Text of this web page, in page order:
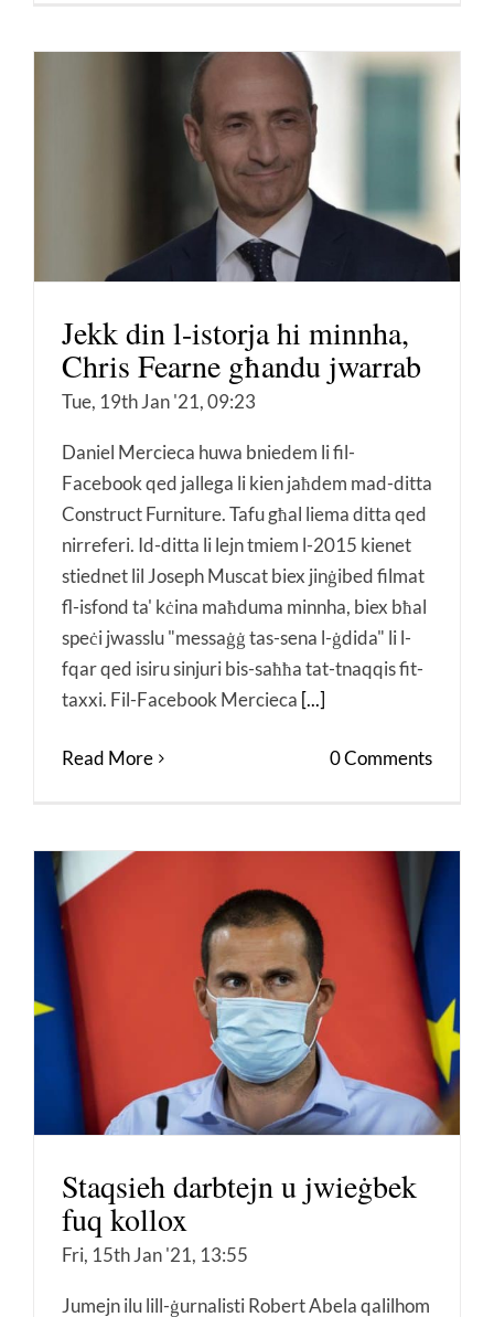
Jekk din l-istorja hi minnha,
Chris Fearne għandu jwarrab
Tue, 19th Jan '21, 09:23
Daniel Mercieca huwa bniedem li fil-
Facebook qed jallega li kien jaħdem mad-ditta
Construct Furniture. Tafu għal liema ditta qed
nirreferi. Id-ditta li lejn tmiem l-2015 kienet
stiednet lil Joseph Muscat biex jinġibed filmat
fl-isfond ta' kċina maħduma minnha, biex bħal
speċi jwasslu "messaġġ tas-sena l-ġdida" li l-
fqar qed isiru sinjuri bis-saħħa tat-tnaqqis fit-
taxxi. Fil-Facebook Mercieca [...]
Read More 0 Comments
Staqsieh darbtejn u jwieġbek
fuq kollox
Fri, 15th Jan '21, 13:55
Jumejn ilu lill-ġurnalisti Robert Abela qalilhom